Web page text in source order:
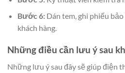
Bước 6:Dán tem, ghi phiếu
khách hàng.
Những điều cần lưu ý sau
Những lưu ý sau đây sẽ giúp điện